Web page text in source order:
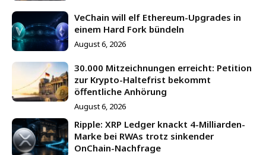
VeChain will elf Ethereum-Upgrades in
einem Hard Fork bündeln
August 6, 2026
30.000 Mitzeichnungen erreicht: Petition
zur Krypto-Haltefrist bekommt
öffentliche Anhörung
August 6, 2026
Ripple: XRP Ledger knackt 4-Milliarden-
Marke bei RWAs trotz sinkender
OnChain-Nachfrage